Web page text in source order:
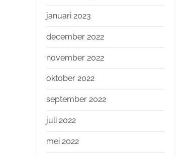
januari 2023
december 2022
november 2022
oktober 2022
september 2022
juli 2022
mei 2022